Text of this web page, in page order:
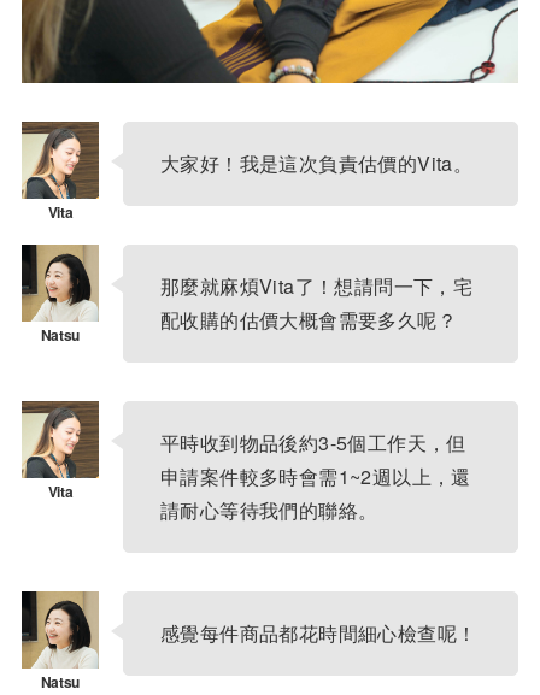
大家好！我是這次負責估價的Vita。
那麼就麻煩Vita了！想請問一下，宅
配收購的估價大概會需要多久呢？
平時收到物品後約3-5個工作天，但
申請案件較多時會需1~2週以上，還
請耐心等待我們的聯絡。
感覺每件商品都花時間細心檢查呢！